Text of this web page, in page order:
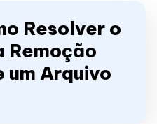
Resolver o
Remoção
Arquivo